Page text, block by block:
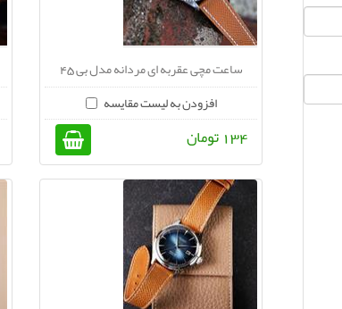
ساعت مچی عقربه ای مردانه مدل بی 45
افزودن به لیست مقایسه
134 تومان